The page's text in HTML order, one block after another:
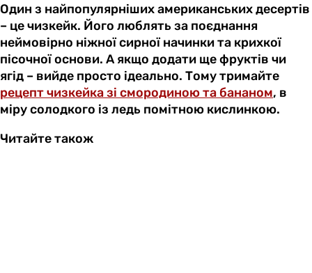
Один з найпопулярніших американських десертів
– це чизкейк. Його люблять за поєднання
неймовірно ніжної сирної начинки та крихкої
пісочної основи. А якщо додати ще фруктів чи
ягід – вийде просто ідеально. Тому тримайте
рецепт чизкейка зі смородиною та бананом, в
міру солодкого із ледь помітною кислинкою.
Читайте також